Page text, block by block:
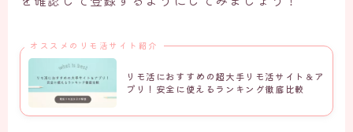
オススメのリモ活サイト紹介
リモ活におすすめの超大手リモ活サイト＆ア
プリ！安全に使えるランキング徹底比較